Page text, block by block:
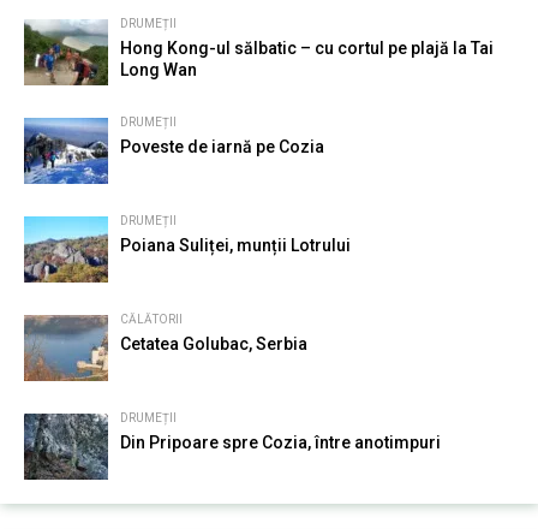
DRUMEȚII
Hong Kong-ul sălbatic – cu cortul pe plajă la Tai
Long Wan
DRUMEȚII
Poveste de iarnă pe Cozia
DRUMEȚII
Poiana Suliței, munții Lotrului
CĂLĂTORII
Cetatea Golubac, Serbia
DRUMEȚII
Din Pripoare spre Cozia, între anotimpuri